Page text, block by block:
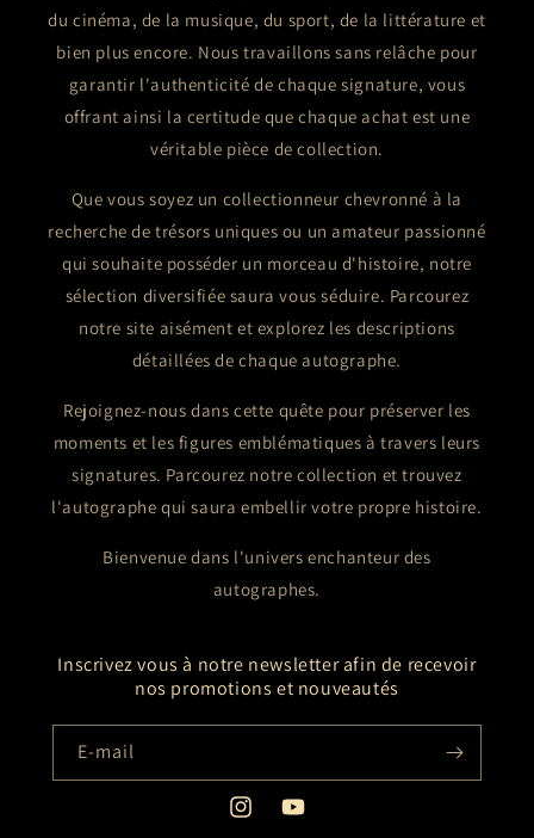
du cinéma, de la musique, du sport, de la littérature et
bien plus encore. Nous travaillons sans relâche pour
garantir l'authenticité de chaque signature, vous
offrant ainsi la certitude que chaque achat est une
véritable pièce de collection.
Que vous soyez un collectionneur chevronné à la
recherche de trésors uniques ou un amateur passionné
qui souhaite posséder un morceau d'histoire, notre
sélection diversifiée saura vous séduire. Parcourez
notre site aisément et explorez les descriptions
détaillées de chaque autographe.
Rejoignez-nous dans cette quête pour préserver les
moments et les figures emblématiques à travers leurs
signatures. Parcourez notre collection et trouvez
l'autographe qui saura embellir votre propre histoire.
Bienvenue dans l'univers enchanteur des
autographes.
Inscrivez vous à notre newsletter afin de recevoir
nos promotions et nouveautés
E-mail
InstagramYouTube